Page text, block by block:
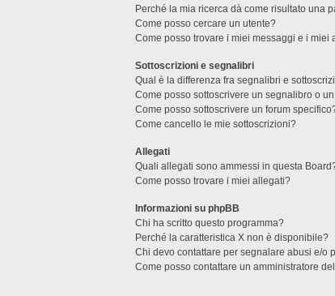
Perché la mia ricerca dà come risultato una
Come posso cercare un utente?
Come posso trovare i miei messaggi e i miei
Sottoscrizioni e segnalibri
Qual è la differenza fra segnalibri e
Come posso sottoscrivere un segnalibro o
Come posso sottoscrivere un forum
Come cancello le mie sottoscrizioni?
Allegati
Quali allegati sono ammessi in questa
Come posso trovare i miei allegati?
Informazioni su phpBB
Chi ha scritto questo programma?
Perché la caratteristica X non è disponibile?
Chi devo contattare per segnalare abusi e/o
Come posso contattare un amministratore